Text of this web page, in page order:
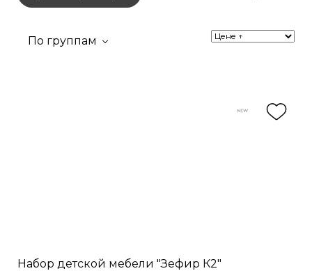
По группам
Набор детской мебели "Зефир К2"